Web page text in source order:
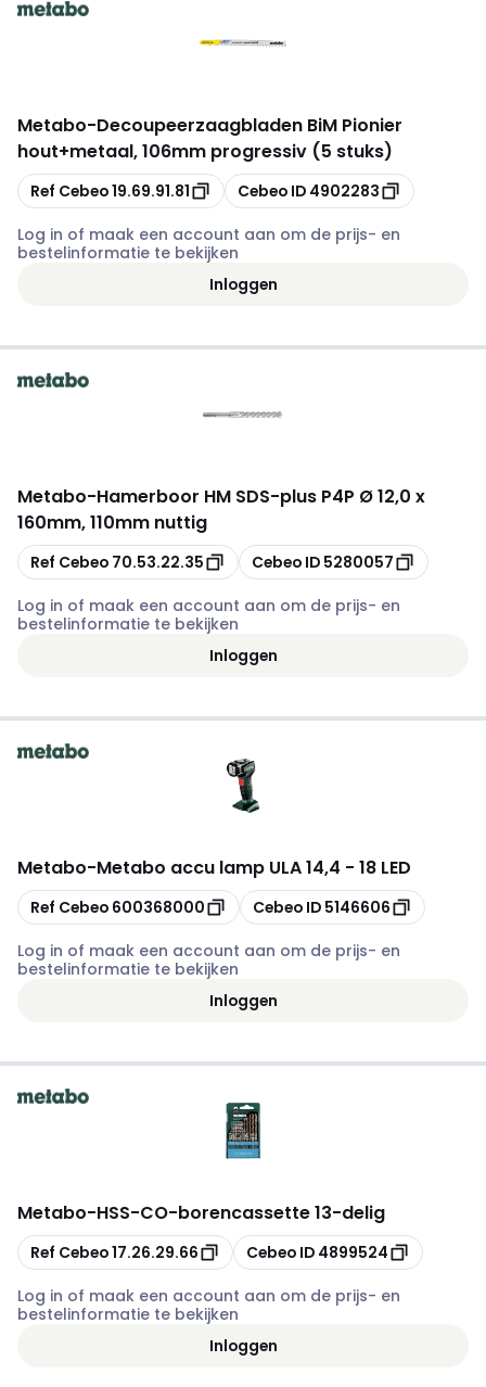
Metabo-Decoupeerzaagbladen BiM Pionier
hout+metaal, 106mm progressiv (5 stuks)
Kopiëren
Ref Cebeo19.69.91.81 Kopiëren
Cebeo ID 4902283
Log in of maak een account aan om de prijs- en
bestelinformatie te bekijken
Inloggen
Metabo-Hamerboor HM SDS-plus P4P Ø 12,0 x
160mm, 110mm nuttig
Kopiëren
Ref Cebeo 70.53.22.35 Kopiëren
Cebeo ID 5280057
Log in of maak een account aan om de prijs- en
bestelinformatie te bekijken
Inloggen
Metabo-Metabo accu lamp ULA 14,4 - 18 LED
Kopiëren
Ref Cebeo 600368000 Kopiëren
Cebeo ID 5146606
Log in of maak een account aan om de prijs- en
bestelinformatie te bekijken
Inloggen
Metabo-HSS-CO-borencassette 13-delig
Kopiëren
Ref Cebeo17.26.29.66 Kopiëren
Cebeo ID 4899524
Log in of maak een account aan om de prijs- en
bestelinformatie te bekijken
Inloggen